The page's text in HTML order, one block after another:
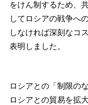
をけん制するため、
してロシアの戦争へ
しなければ深刻なコ
表明しました。
ロシアとの「制限の
ロシアとの貿易を拡